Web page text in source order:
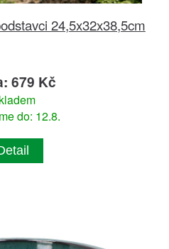
24,5x32x38,5cm
679 Kč
do: 12.8.